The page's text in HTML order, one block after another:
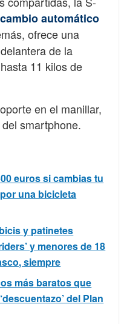
cambio automático
ofrece una
de la
11 kilos de
en el manillar,
smartphone.
euros si cambias tu
una bicicleta
y patinetes
y menores de 18
siempre
más baratos que
del Plan